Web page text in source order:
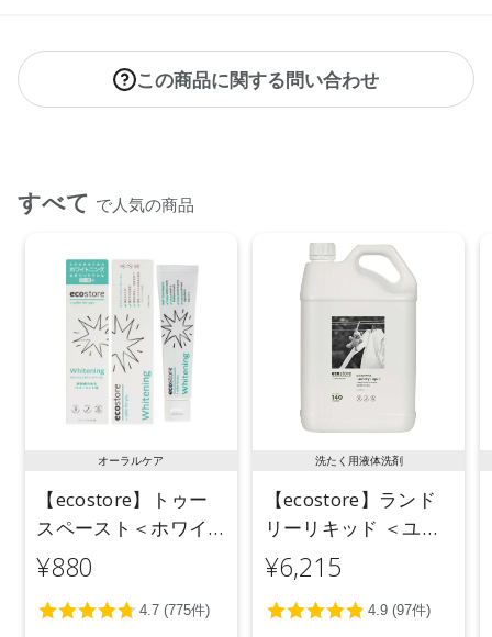
この商品に関する問い合わせ
すべて で人気の商品
オーラルケア
【ecostore】トゥー
スペースト＜ホワイ
トニング＞ 100g
¥880
洗たく用液体洗剤
【ecostore】ランド
リーリキッド ＜ユー
カリ＞ 5L
¥6,215